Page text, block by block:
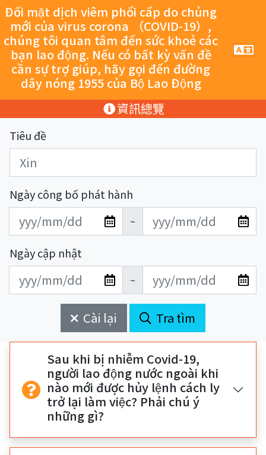
跳至主要內容
Đối mặt dịch viêm phổi cấp do chủng
mới của virus corona （COVID-19）,
chúng tôi quan tâm đến sức khoẻ các
bạn lao động. Nếu có bất kỳ vấn đề
cần sự trợ giúp, hãy gọi đến đường
dây nóng 1955 của Bộ Lao Động
手
機
按
資訊總覽
Tiêu đề
Ngày công bố phát hành
日
期
開
始
~
日
期
結
束
Ngày cập nhật
~
Cài lại Tra tìm
Sau khi bị nhiễm Covid-19,
người lao động nước ngoài khi
nào mới được hủy lệnh cách ly
trở lại làm việc? Phải chú ý
những gì?